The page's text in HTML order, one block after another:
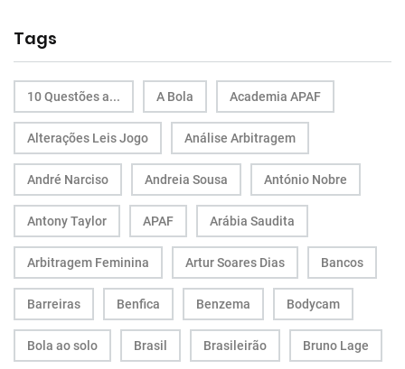
Tags
10 Questões a... A Bola Academia APAF
Alterações Leis Jogo Análise Arbitragem
André Narciso Andreia Sousa António Nobre
Antony Taylor APAF Arábia Saudita
Arbitragem Feminina Artur Soares Dias Bancos
Barreiras Benfica Benzema Bodycam
Bola ao solo Brasil Brasileirão Bruno Lage